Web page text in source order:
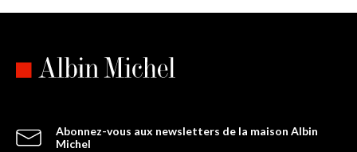
Abonnez-vous aux newsletters de la maison Albin
Michel